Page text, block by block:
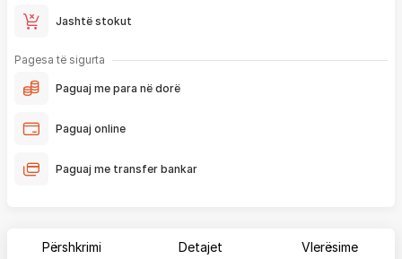
Jashtë stokut
Pagesa të sigurta
Paguaj me para në dorë
Paguaj online
Paguaj me transfer bankar
Përshkrimi Detajet Vlerësime